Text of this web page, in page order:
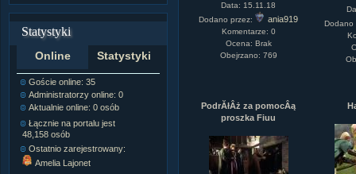
Statystyki
Online Statystyki
Goście online: 35
Administratorzy online: 0
Aktualnie online: 0 osób
Łącznie na portalu jest
48,158 osób
Ostatnio zarejestrowany:
Amelia Lajonet
Zdjęć w galerii:21,490
Tematów na forum:3,921
Komentarzy do materiałów:
Rozdanych pochwał:
3,327
Data: 15.11.18
Dodano przez:
ania919
Komentarze: 0
Ocena: Brak
Obejrzano: 769
PodrĂłÂż za pomocÂą
proszka Fiuu